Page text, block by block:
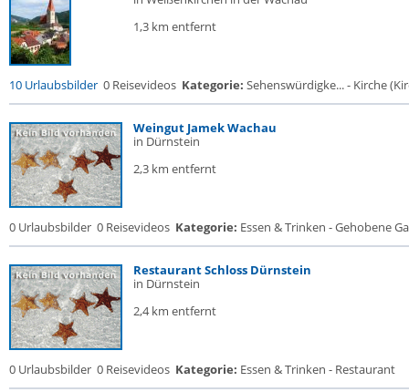
1,3 km entfernt
10 Urlaubsbilder 0 Reisevideos Kategorie: Sehenswürdigke... - Kirche
Weingut Jamek Wachau
in Dürnstein
2,3 km entfernt
0 Urlaubsbilder 0 Reisevideos Kategorie: Essen & Trinken - Gehobene
Restaurant Schloss Dürnstein
in Dürnstein
2,4 km entfernt
0 Urlaubsbilder 0 Reisevideos Kategorie: Essen & Trinken - Restaurant